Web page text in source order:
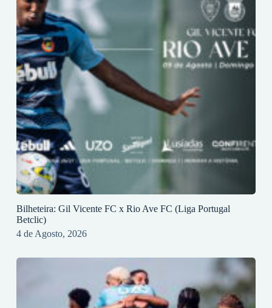
Bilheteira: Gil Vicente FC x Rio Ave FC (Liga Portugal
Betclic)
4 de Agosto, 2026